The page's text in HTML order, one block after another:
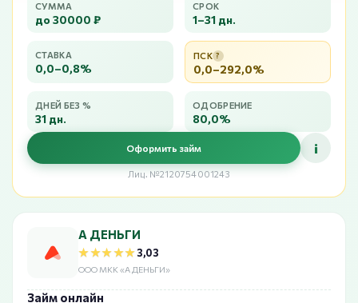
СУММА
до 30000 ₽
СРОК
1–31 дн.
СТАВКА
0,0–0,8%
ПСК ?
0,0–292,0%
ДНЕЙ БЕЗ %
31 дн.
ОДОБРЕНИЕ
80,0%
Оформить займ i
Лиц. №2120754001243
А ДЕНЬГИ
★★★★★
★★★★★3,03
ООО МКК «А ДЕНЬГИ»
Займ онлайн